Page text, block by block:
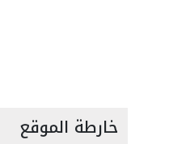
خارطة الموقع